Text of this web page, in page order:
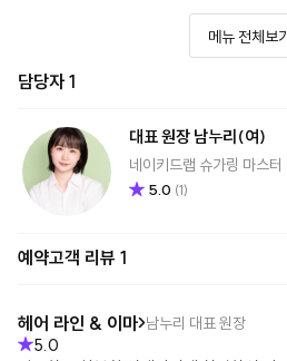
메뉴 전체보
담당자 1
대표 원장 남누리(여)
네이키드랩 슈가링 마스터
5.0 (1)
예약고객 리뷰 1
헤어 라인 & 이마 남누리 대표 원장
5.0